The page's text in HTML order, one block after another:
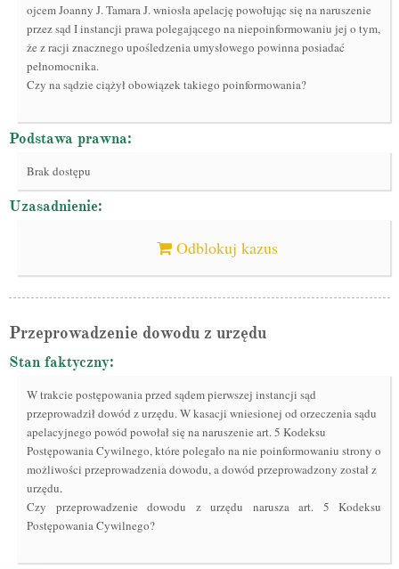
ojcem Joanny J. Tamara J. wniosła apelację powołując się na naruszenie
przez sąd I instancji prawa polegającego na niepoinformowaniu jej o tym,
że z racji znacznego upośledzenia umysłowego powinna posiadać
pełnomocnika.
Czy na sądzie ciążył obowiązek takiego poinformowania?
Podstawa prawna:
Brak dostępu
Uzasadnienie:
Odblokuj kazus
Przeprowadzenie dowodu z urzędu
Stan faktyczny:
W trakcie postępowania przed sądem pierwszej instancji sąd
przeprowadził dowód z urzędu. W kasacji wniesionej od orzeczenia sądu
apelacyjnego powód powołał się na naruszenie art. 5 Kodeksu
Postępowania Cywilnego, które polegało na nie poinformowaniu strony o
możliwości przeprowadzenia dowodu, a dowód przeprowadzony został z
urzędu.
Czy przeprowadzenie dowodu z urzędu narusza art. 5 Kodeksu
Postępowania Cywilnego?